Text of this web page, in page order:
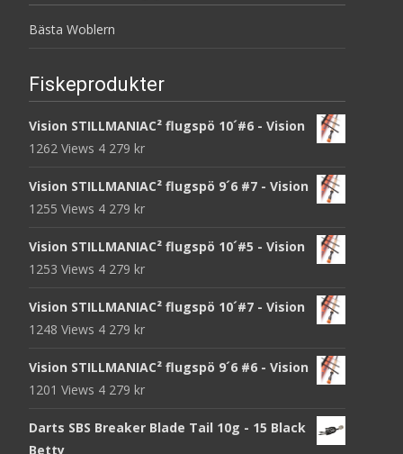
Bästa Woblern
Fiskeprodukter
Vision STILLMANIAC² flugspö 10´#6 - Vision
1262 Views 4 279 kr
Vision STILLMANIAC² flugspö 9´6 #7 - Vision
1255 Views 4 279 kr
Vision STILLMANIAC² flugspö 10´#5 - Vision
1253 Views 4 279 kr
Vision STILLMANIAC² flugspö 10´#7 - Vision
1248 Views 4 279 kr
Vision STILLMANIAC² flugspö 9´6 #6 - Vision
1201 Views 4 279 kr
Darts SBS Breaker Blade Tail 10g - 15 Black
Betty